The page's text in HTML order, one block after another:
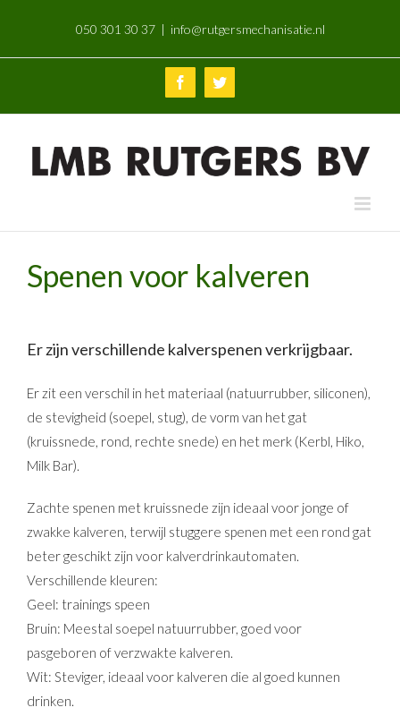
content
050 301 30 37 | info@rutgersmechanisatie.nl
FacebookTwitter
Spenen voor kalveren
Er zijn verschillende kalverspenen verkrijgbaar.
Er zit een verschil in het materiaal (natuurrubber, siliconen),
de stevigheid (soepel, stug), de vorm van het gat
(kruissnede, rond, rechte snede) en het merk (Kerbl, Hiko,
Milk Bar).
Zachte spenen met kruissnede zijn ideaal voor jonge of
zwakke kalveren, terwijl stuggere spenen met een rond gat
beter geschikt zijn voor kalverdrinkautomaten.
Verschillende kleuren:
Geel: trainings speen
Bruin: Meestal soepel natuurrubber, goed voor
pasgeboren of verzwakte kalveren.
Wit: Steviger, ideaal voor kalveren die al goed kunnen
drinken.